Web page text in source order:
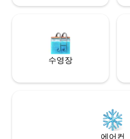
수영장
에어컨